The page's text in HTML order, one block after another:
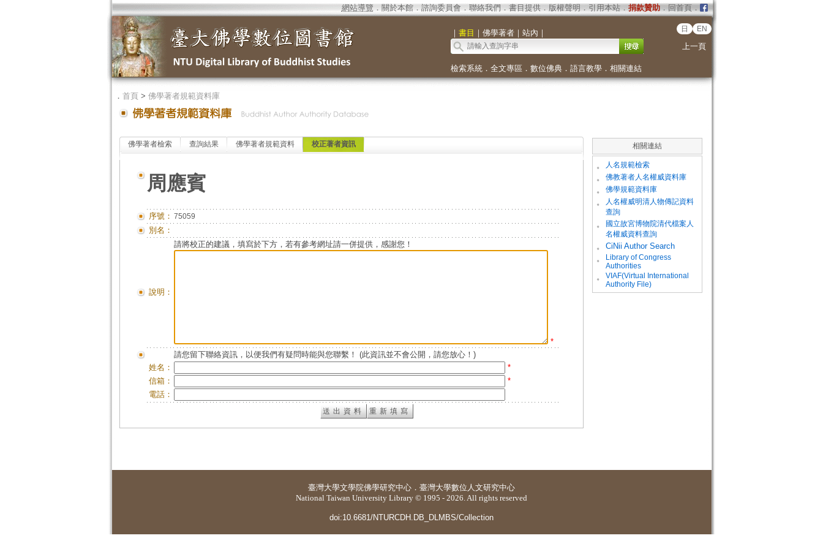
網站導覽 ． 關於本館． 諮詢委員會． 聯絡我們 ． 書目提供． 版權聲明 ． 引用本站． 捐款贊助．回首頁．
｜ 書目 ｜ 佛學著者｜ 站內 ｜ 日 EN
上一頁
檢索系統． 全文專區 ． 數位佛典． 語言教學． 相關連結
． 首頁> 佛學著者規範資料庫
佛學著者檢索 查詢結果 佛學著者規範資料 校正著者資訊
周應賓
序號： 75059
別名：
說明：
請將校正的建議，填寫於下方，若有參考網址請一併提供，感謝您！
*
請您留下聯絡資訊，以便我們有疑問時能與您聯繫！ (此資訊並不會公開，請您放心！)
姓名：
*
信箱：
*
電話：
相關連結
。 人名規範檢索
。 佛教著者人名權威資料庫
。 佛學規範資料庫
。
人名權威明清人物傳記資料
查詢
。
國立故宮博物院清代檔案人
名權威資料查詢
。
CiNii Author Search
。
Library of Congress
Authorities
。
VIAF(Virtual International
Authority File)
臺灣大學文學院佛學研究中心 ． 臺灣大學數位人文研究中心
National Taiwan University Library © 1995 - 2026. All rights reserved
doi:10.6681/NTURCDH.DB_DLMBS/Collection